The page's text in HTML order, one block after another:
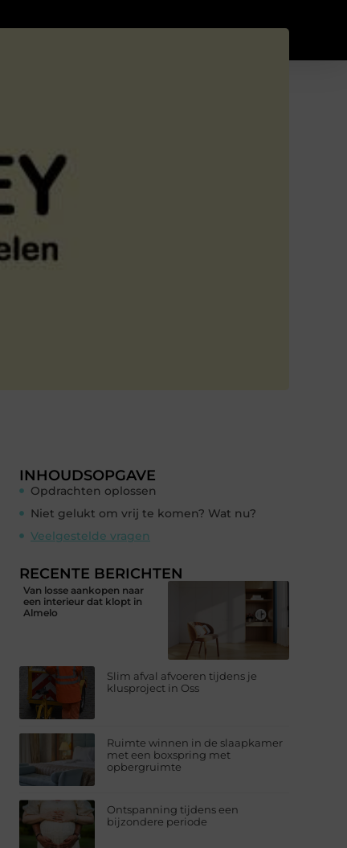
INHOUDSOPGAVE
Opdrachten oplossen
Niet gelukt om vrij te komen? Wat nu?
Veelgestelde vragen
RECENTE BERICHTEN
Van losse aankopen naar
een interieur dat klopt in
Almelo
Slim afval afvoeren tijdens je
klusproject in Oss
Ruimte winnen in de slaapkamer
met een boxspring met
opbergruimte
Ontspanning tijdens een
bijzondere periode